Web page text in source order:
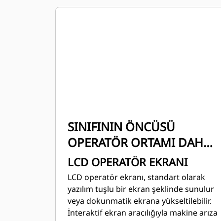
SINIFININ ÖNCÜSÜ
OPERATÖR ORTAMI DAHA
İYİ HALE GELDİ – MAKİNE
PERFORMANSINIZI
ÜRETKENLİĞİ VE
VERİMLİLİĞİ ARTIRACAK
LCD OPERATÖR EKRANI
LCD operatör ekranı, standart olarak
yazılım tuşlu bir ekran şeklinde sunulur
veya dokunmatik ekrana yükseltilebilir.
İnteraktif ekran aracılığıyla makine arıza